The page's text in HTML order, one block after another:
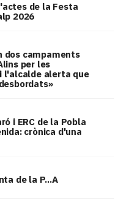
de la Festa
2026
dos campaments
per les
l'alcalde alerta que
i ERC de la Pobla
crònica d'una
de la P...A